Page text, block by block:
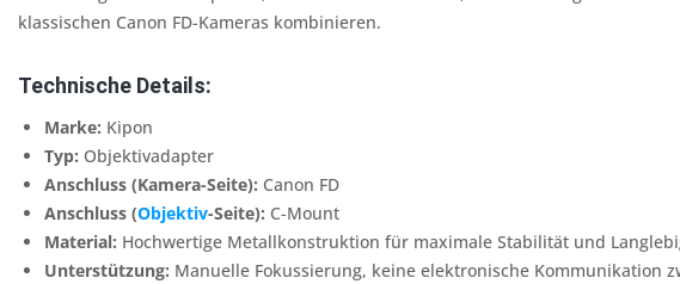
klassischen Canon FD-Kameras kombinieren.
Technische Details:
Marke: Kipon
Typ: Objektivadapter
Anschluss (Kamera-Seite): Canon FD
Anschluss (Objektiv-Seite): C-Mount
Material: Hochwertige Metallkonstruktion für maximale Stabilität und
Unterstützung: Manuelle Fokussierung, keine elektronische Kommunikation